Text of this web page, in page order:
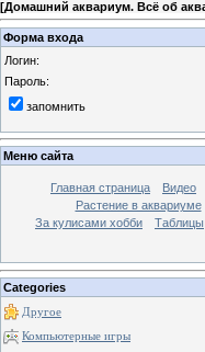
[Домашний аквариум. Всё об
Форма входа
Логин:
Пароль:
запомнить
Меню сайта
Главная страница Видео
Растение в аквариуме
За кулисами хобби
Таблицы
Categories
Другое
Компьютерные игры